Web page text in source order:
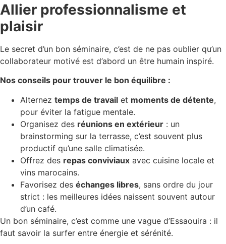
Allier professionnalisme et
plaisir
Le secret d’un bon séminaire, c’est de ne pas oublier qu’un
collaborateur motivé est d’abord un être humain inspiré.
Nos conseils pour trouver le bon équilibre :
Alternez temps de travail et moments de détente,
pour éviter la fatigue mentale.
Organisez des réunions en extérieur : un
brainstorming sur la terrasse, c’est souvent plus
productif qu’une salle climatisée.
Offrez des repas conviviaux avec cuisine locale et
vins marocains.
Favorisez des échanges libres, sans ordre du jour
strict : les meilleures idées naissent souvent autour
d’un café.
Un bon séminaire, c’est comme une vague d’Essaouira : il
faut savoir la surfer entre énergie et sérénité.